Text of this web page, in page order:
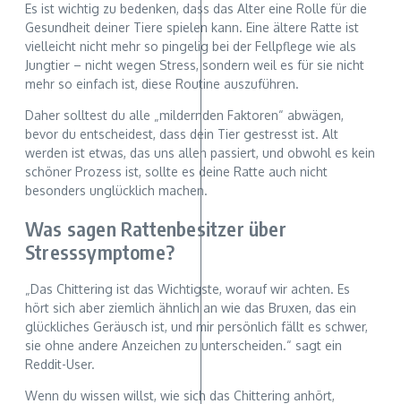
Es ist wichtig zu bedenken, dass das Alter eine Rolle für die
Gesundheit deiner Tiere spielen kann. Eine ältere Ratte ist
vielleicht nicht mehr so pingelig bei der Fellpflege wie als
Jungtier – nicht wegen Stress, sondern weil es für sie nicht
mehr so einfach ist, diese Routine auszuführen.
Daher solltest du alle „mildernden Faktoren“ abwägen,
bevor du entscheidest, dass dein Tier gestresst ist. Alt
werden ist etwas, das uns allen passiert, und obwohl es kein
schöner Prozess ist, sollte es deine Ratte auch nicht
besonders unglücklich machen.
Was sagen Rattenbesitzer über
Stresssymptome?
„Das Chittering ist das Wichtigste, worauf wir achten. Es
hört sich aber ziemlich ähnlich an wie das Bruxen, das ein
glückliches Geräusch ist, und mir persönlich fällt es schwer,
sie ohne andere Anzeichen zu unterscheiden.“ sagt ein
Reddit-User.
Wenn du wissen willst, wie sich das Chittering anhört,